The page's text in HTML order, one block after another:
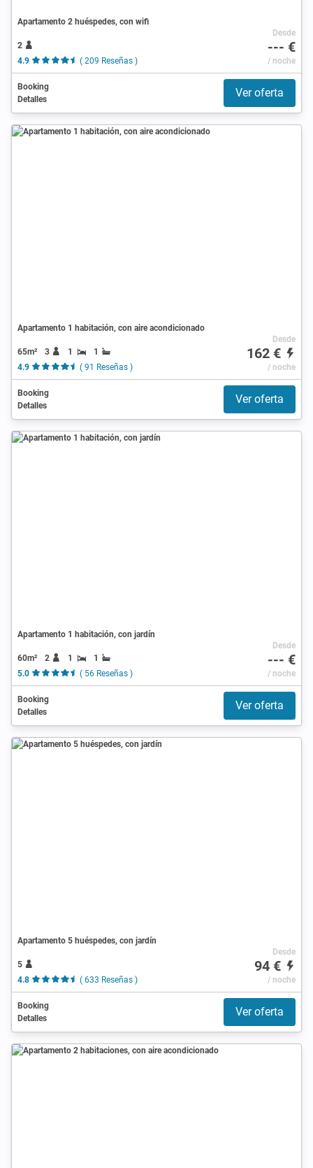
Apartamento 2 huéspedes, con wifi
2
4.9
( 209 Reseñas )
Desde
--- €
/ noche
Booking
Detalles
Ver oferta
Apartamento 1 habitación, con aire acondicionado
65m² 3 1
1
4.9
( 91 Reseñas )
Desde
162 €
/ noche
Booking
Detalles
Ver oferta
Apartamento 1 habitación, con jardín
60m² 2 1
1
5.0
( 56 Reseñas )
Desde
--- €
/ noche
Booking
Detalles
Ver oferta
Apartamento 5 huéspedes, con jardín
5
4.8
( 633 Reseñas )
Desde
94 €
/ noche
Booking
Detalles
Ver oferta